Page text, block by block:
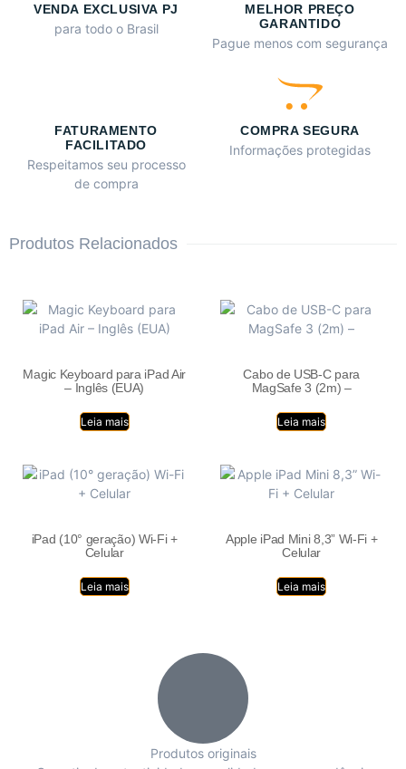
VENDA EXCLUSIVA PJ
para todo o Brasil
MELHOR PREÇO
GARANTIDO
Pague menos com segurança
FATURAMENTO
FACILITADO
Respeitamos seu processo
de compra
COMPRA SEGURA
Informações protegidas
Produtos Relacionados
Magic Keyboard para iPad Air
– Inglês (EUA)
Leia mais
Cabo de USB-C para
MagSafe 3 (2m) –
Leia mais
iPad (10° geração) Wi-Fi +
Celular
Leia mais
Apple iPad Mini 8,3” Wi-Fi +
Celular
Leia mais
Produtos originais